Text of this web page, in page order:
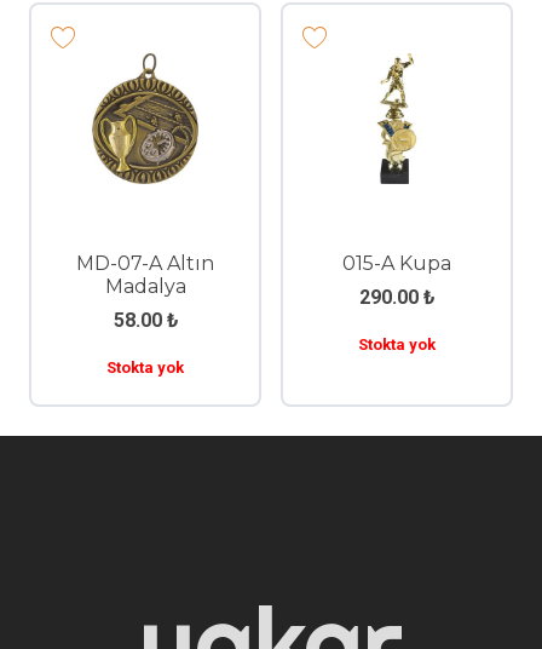
MD-07-A Altın
Madalya
58.00 ₺
Stokta yok
015-A Kupa
290.00 ₺
Stokta yok